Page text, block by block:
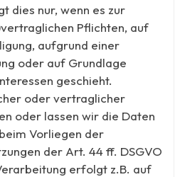
dies nur, wenn es zur
Pflichten, auf
aufgrund einer
oder auf Grundlage
geschieht.
oder vertraglicher
oder lassen wir die Daten
Vorliegen der
der Art. 44 ff. DSGVO
erfolgt z.B. auf